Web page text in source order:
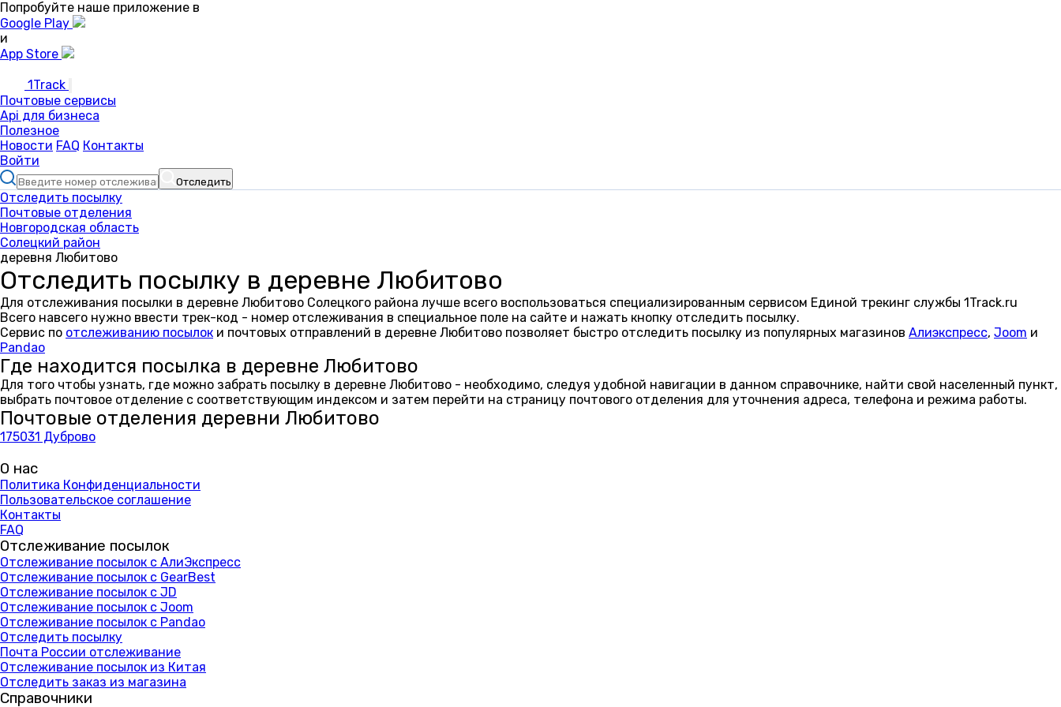
Попробуйте наше приложение в
Google Play
и
App Store
1Track
Почтовые сервисы
Api для бизнеса
Полезное
Новости FAQ Контакты
Войти
Отследить
Отследить посылку
Почтовые отделения
Новгородская область
Солецкий район
деревня Любитово
Отследить посылку в деревне Любитово
Для отслеживания посылки в деревне Любитово Солецкого района лучше всего воспользоваться специализированным сервисом Единой трекинг службы 1Track.ru
Всего навсего нужно ввести трек-код - номер отслеживания в специальное поле на сайте и нажать кнопку отследить посылку.
Сервис по отслеживанию посылок и почтовых отправлений в деревне Любитово позволяет быстро отследить посылку из популярных магазинов Алиэкспресс, Joom и
Pandao
Где находится посылка в деревне Любитово
Для того чтобы узнать, где можно забрать посылку в деревне Любитово - необходимо, следуя удобной навигации в данном справочнике, найти свой населенный пункт,
выбрать почтовое отделение с соответствующим индексом и затем перейти на страницу почтового отделения для уточнения адреса, телефона и режима работы.
Почтовые отделения деревни Любитово
175031 Дуброво
О нас
Политика Конфиденциальности
Пользовательское соглашение
Контакты
FAQ
Отслеживание посылок
Отслеживание посылок с АлиЭкспресс
Отслеживание посылок с GearBest
Отслеживание посылок с JD
Отслеживание посылок с Joom
Отслеживание посылок с Pandao
Отследить посылку
Почта России отслеживание
Отслеживание посылок из Китая
Отследить заказ из магазина
Справочники